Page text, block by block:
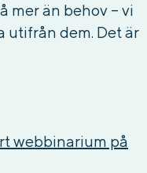
mer än behov – vi
utifrån dem. Det är
webbinarium på